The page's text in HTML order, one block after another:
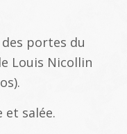
portes du
Louis Nicollin
et salée.